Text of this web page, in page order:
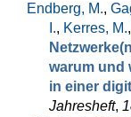
Endberg, M.,
I., Kerres, M.,
warum und
in einer
Jahresheft,